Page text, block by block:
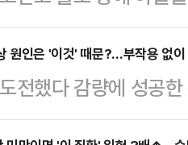
색깔을 띤다고 해서
백질 21.2%, 지방
다. 송어알은 단백
는 '자폐성 장애'에
는 간암 말기 시한부
철 씨의 사연이 전파
왔다는 전씨는 작년
원인은 '이것' 때문?…부작용 없
전했다 감량에 성공
중 감량을 목표로 한